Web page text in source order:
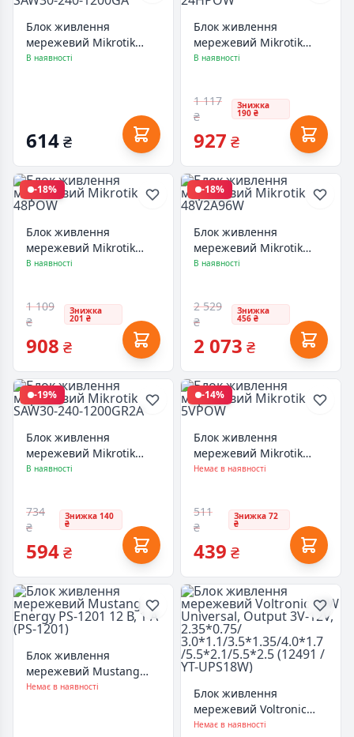
Блок живлення
мережевий Mikrotik
SAW30-240-1200GA
В наявності
614₴
Блок живлення
мережевий Mikrotik
24HPOW
В наявності
1 117
₴
Знижка
190 ₴
927 ₴
-18%
Блок живлення
мережевий Mikrotik
48POW
В наявності
1 109
₴
Знижка
201 ₴
908 ₴
-18%
Блок живлення
мережевий Mikrotik
48V2A96W
В наявності
2 529
₴
Знижка
456 ₴
2 073 ₴
-19%
Блок живлення
мережевий Mikrotik
SAW30-240-1200GR2A
В наявності
734
₴
Знижка 140
₴
594₴
-14%
Блок живлення
мережевий Mikrotik
5VPOW
Немає в наявності
511
₴
Знижка 72
₴
439 ₴
Блок живлення
мережевий Mustang
Energy PS-1201 12 В, 1 А
Немає в наявності
Блок живлення
мережевий Voltronic
18W Universal, Output
Немає в наявності